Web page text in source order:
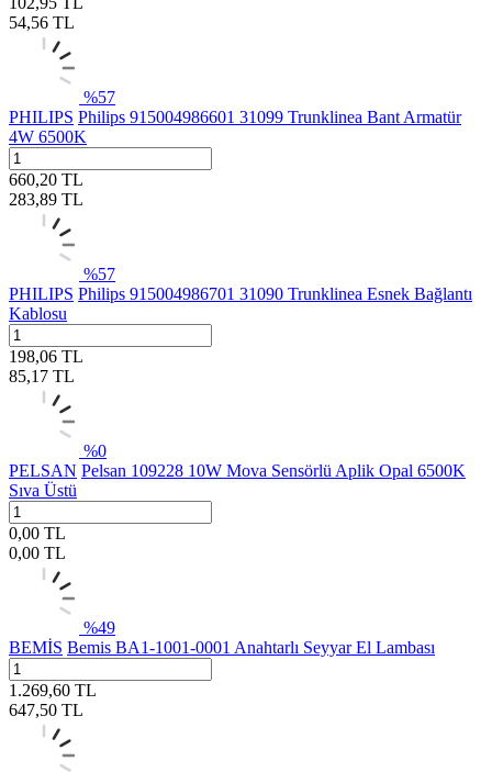
54,56 TL
%57
PHILIPS Philips 915004986601 31099 Trunklinea Bant Armatür
4W 6500K
660,20 TL
283,89 TL
%57
PHILIPS Philips 915004986701 31090 Trunklinea Esnek Bağlantı
Kablosu
198,06 TL
85,17 TL
%0
PELSAN Pelsan 109228 10W Mova Sensörlü Aplik Opal 6500K
Sıva Üstü
0,00 TL
0,00 TL
%49
BEMİS Bemis BA1-1001-0001 Anahtarlı Seyyar El Lambası
1.269,60 TL
647,50 TL